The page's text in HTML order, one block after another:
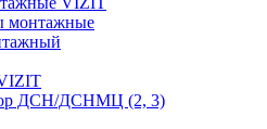
монтажные
ДСН/ДСНМЦ (2, 3)